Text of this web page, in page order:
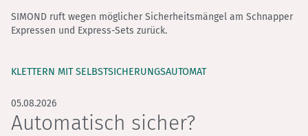
SIMOND ruft wegen möglicher Sicherheitsmängel am Schnapper
Expressen und Express-Sets zurück.
KLETTERN MIT SELBSTSICHERUNGS­AUTOMAT
05.08.2026
Automatisch sicher?